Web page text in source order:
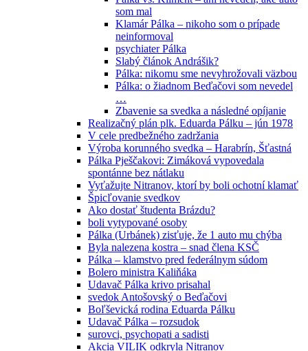
som mal
Klamár Pálka – nikoho som o prípade
neinformoval
psychiater Pálka
Slabý článok Andrášik?
Pálka: nikomu sme nevyhrožovali väzbou
Pálka: o žiadnom Beďačovi som nevedel
…
Zbavenie sa svedka a následné opíjanie
Realizačný plán plk. Eduarda Pálku – jún 1978
V cele predbežného zadržania
Výroba korunného svedka – Harabrín, Šťastná
Pálka Pješčakovi: Zimáková vypovedala
spontánne bez nátlaku
Vyťažujte Nitranov, ktorí by boli ochotní klamať
Špicľovanie svedkov
Ako dostať študenta Brázdu?
boli vytypované osoby
Pálka (Urbánek) zisťuje, že 1 auto mu chýba
Byla nalezena kostra – snad člena KSČ
Pálka – klamstvo pred federálnym súdom
Bolero ministra Kaliňáka
Udavač Pálka krivo prisahal
svedok Antošovský o Beďačovi
Boľševická rodina Eduarda Pálku
Udavač Pálka – rozsudok
surovci, psychopati a sadisti
Akcia VILIK odkryla Nitranov